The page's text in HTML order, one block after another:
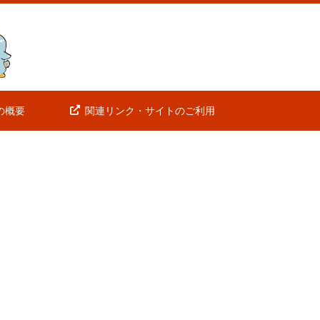
概要 関連リンク・サイトのご利用